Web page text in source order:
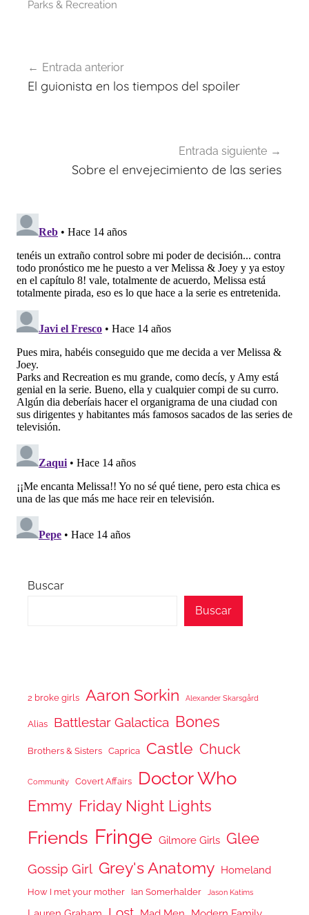
Parks & Recreation
de
Entrada anterior
El guionista en los tiempos del spoiler
Entrada siguiente
Sobre el envejecimiento de las series
Buscar
Buscar
2 broke girls Aaron Sorkin Alexander Skarsgård
Alias Battlestar Galactica Bones
Brothers & Sisters Caprica Castle Chuck
Community Covert Affairs Doctor Who
Emmy Friday Night Lights
Friends Fringe Gilmore Girls Glee
Gossip Girl Grey's Anatomy Homeland
How I met your mother Ian Somerhalder Jason Katims